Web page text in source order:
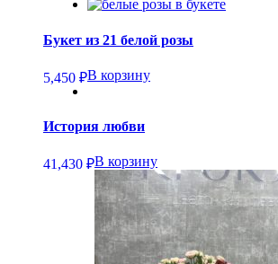
Букет из 21 белой розы
5,450 ₽В корзину
История любви
41,430 ₽В корзину